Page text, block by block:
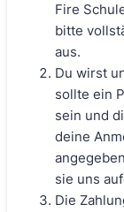
Fire
bitte
aus.
Du wirst
sollte ein
sein und
deine
sie uns
Die